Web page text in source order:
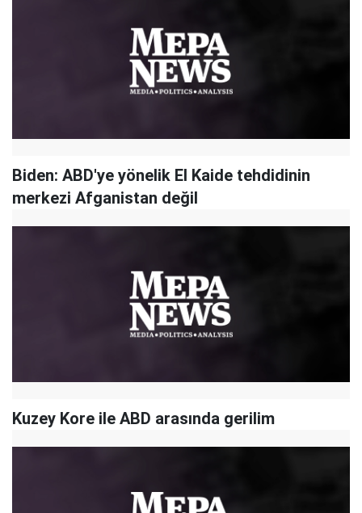
Biden: ABD'ye yönelik El Kaide tehdidinin
merkezi Afganistan değil
Kuzey Kore ile ABD arasında gerilim